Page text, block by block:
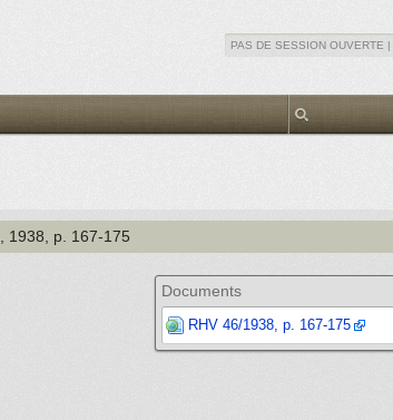
PAS DE SESSION OUVERTE |
, 1938 , p. 167-175
Documents
RHV 46/1938, p. 167-175